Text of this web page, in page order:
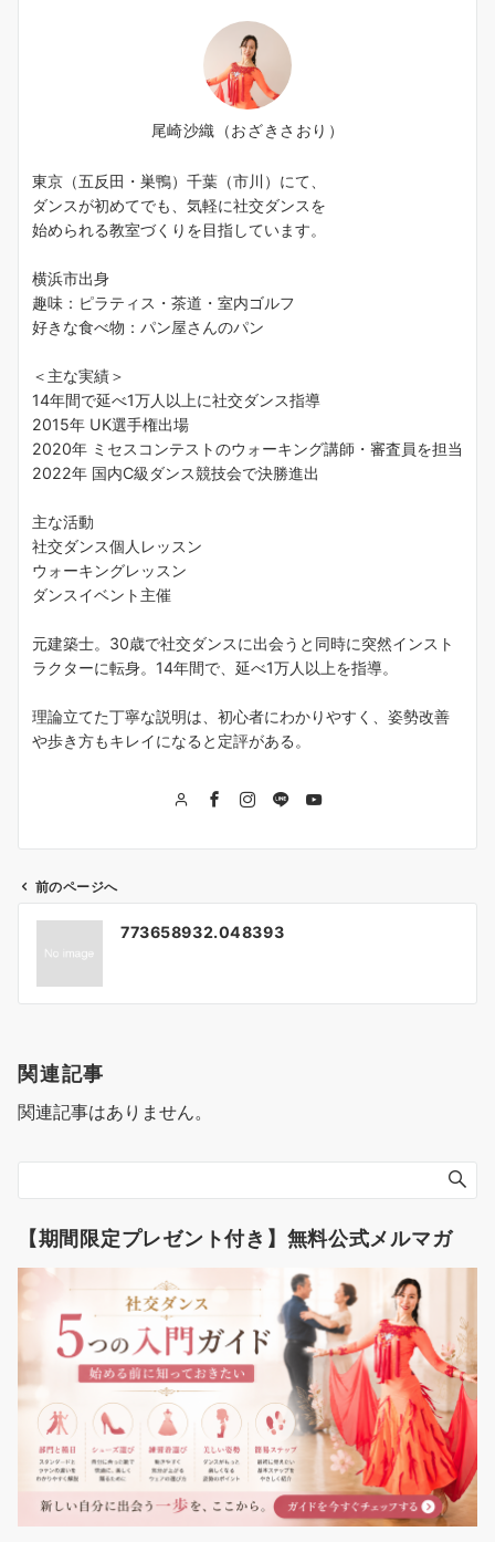
尾崎沙織（おざきさおり）
東京（五反田・巣鴨）千葉（市川）にて、
ダンスが初めてでも、気軽に社交ダンスを
始められる教室づくりを目指しています。
横浜市出身
趣味：ピラティス・茶道・室内ゴルフ
好きな食べ物：パン屋さんのパン
＜主な実績＞
14年間で延べ1万人以上に社交ダンス指導
2015年 UK選手権出場
2020年 ミセスコンテストのウォーキング講師・審査員を担当
2022年 国内C級ダンス競技会で決勝進出
主な活動
社交ダンス個人レッスン
ウォーキングレッスン
ダンスイベント主催
元建築士。30歳で社交ダンスに出会うと同時に突然インスト
ラクターに転身。14年間で、延べ1万人以上を指導。
理論立てた丁寧な説明は、初心者にわかりやすく、姿勢改善
や歩き方もキレイになると定評がある。
投
ナ
ゲ
ー
ン
前のページへ
773658932.048393
関連記事
関連記事はありません。
【期間限定プレゼント付き】無料公式メルマガ